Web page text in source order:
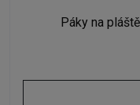
Páky na